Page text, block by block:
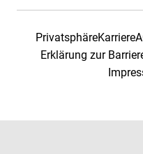
PrivatsphäreKarriere
Erklärung zur